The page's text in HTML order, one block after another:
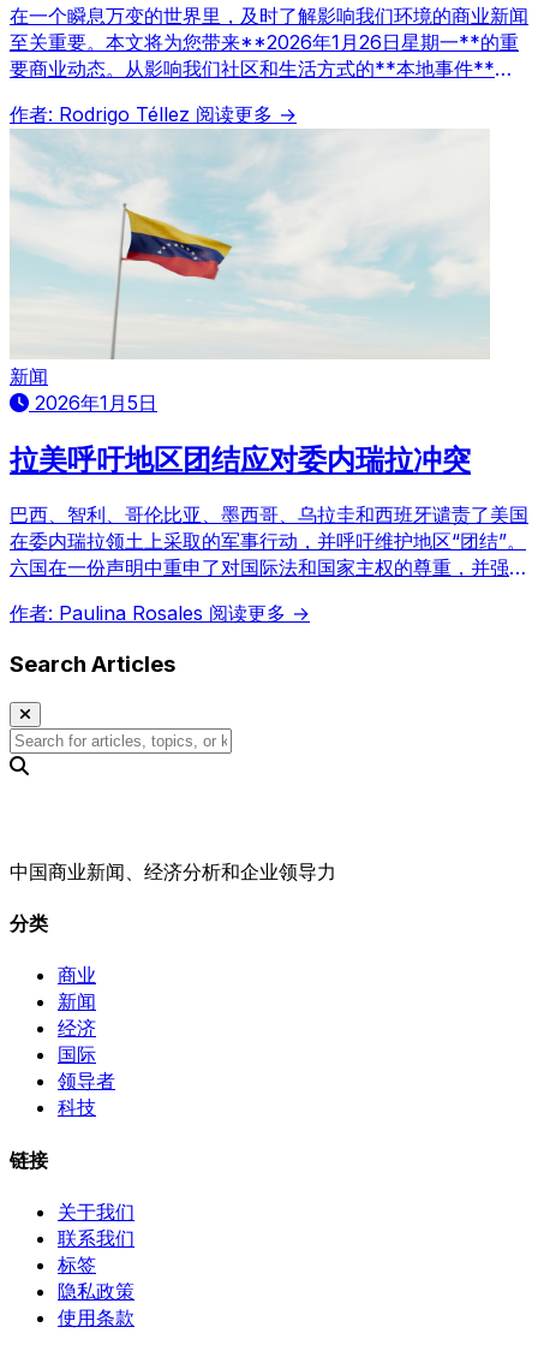
在一个瞬息万变的世界里，及时了解影响我们环境的商业新闻
至关重要。本文将为您带来**2026年1月26日星期一**的重
要商业动态。从影响我们社区和生活方式的**本地事件**，
角，助您理解当前局势并做出明智决策。
作者: Rodrigo Téllez 阅读更多 →
新闻
2026年1月5日
拉美呼吁地区团结应对委内瑞拉冲突
巴西、智利、哥伦比亚、墨西哥、乌拉圭和西班牙谴责了美国
在委内瑞拉领土上采取的军事行动，并呼吁维护地区“团结”。
六国在一份声明中重申了对国际法和国家主权的尊重，并强调
和对自然资源外部控制的危险。
作者: Paulina Rosales 阅读更多 →
Search Articles
中国商业新闻、经济分析和企业领导力
分类
商业
新闻
经济
国际
领导者
科技
链接
关于我们
联系我们
标签
隐私政策
使用条款